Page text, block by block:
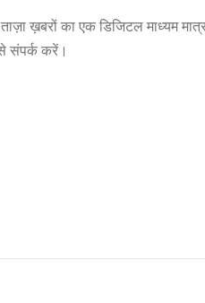
ख़बरों का एक डिजिटल माध्यम
संपर्क करें।